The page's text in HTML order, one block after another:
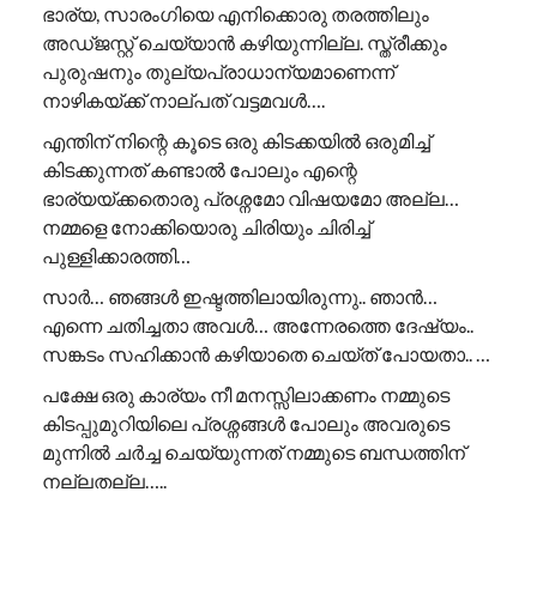
ഭാര്യ, സാരംഗിയെ എനിക്കൊരു തരത്തിലും
അഡ്ജസ്റ്റ് ചെയ്യാൻ കഴിയുന്നില്ല. സ്ത്രീക്കും
പുരുഷനും തുല്യപ്രാധാന്യമാണെന്ന്
നാഴികയ്ക്ക് നാല്പത് വട്ടമവൾ….
എന്തിന് നിന്റെ കൂടെ ഒരു കിടക്കയിൽ ഒരുമിച്ച്
കിടക്കുന്നത് കണ്ടാൽ പോലും എന്റെ
ഭാര്യയ്ക്കതൊരു പ്രശ്നമോ വിഷയമോ അല്ല…
നമ്മളെ നോക്കിയൊരു ചിരിയും ചിരിച്ച്
പുള്ളിക്കാരത്തി…
സാർ… ഞങ്ങൾ ഇഷ്ടത്തിലായിരുന്നു.. ഞാൻ…
എന്നെ ചതിച്ചതാ അവൾ… അന്നേരത്തെ ദേഷ്യം..
സങ്കടം സഹിക്കാൻ കഴിയാതെ ചെയ്ത് പോയതാ.. …
പക്ഷേ ഒരു കാര്യം നീ മനസ്സിലാക്കണം നമ്മുടെ
കിടപ്പുമുറിയിലെ പ്രശ്നങ്ങൾ പോലും അവരുടെ
മുന്നിൽ ചർച്ച ചെയ്യുന്നത് നമ്മുടെ ബന്ധത്തിന്
നല്ലതല്ല…..